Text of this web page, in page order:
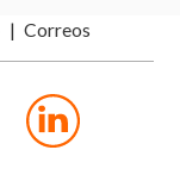
Correos